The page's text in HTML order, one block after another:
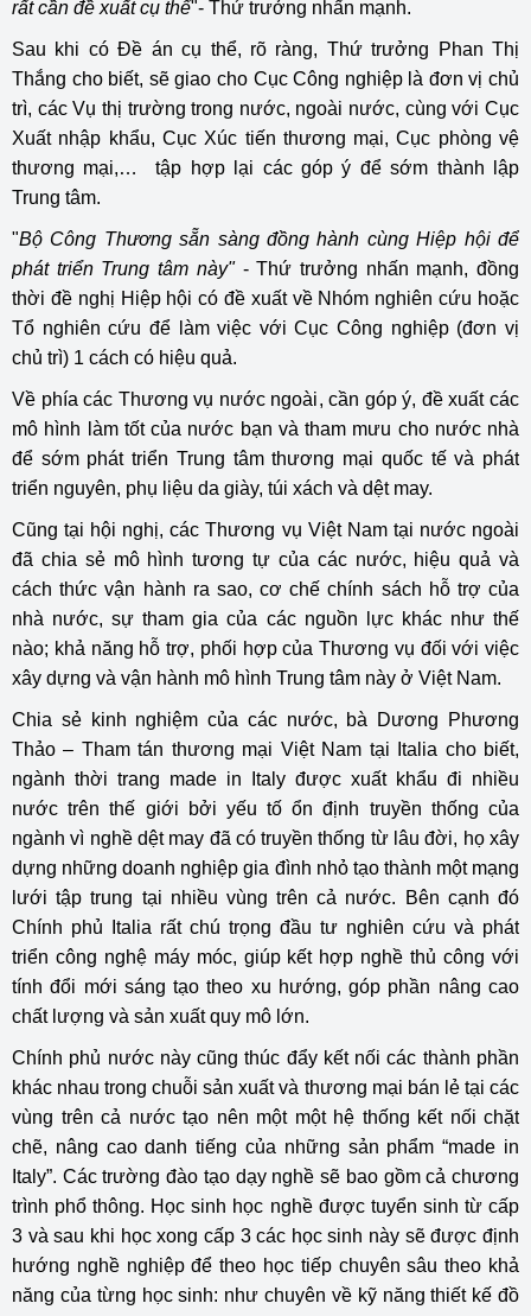
rất cần đề xuất cụ thể"- Thứ trưởng nhấn mạnh.
Sau khi có Đề án cụ thể, rõ ràng, Thứ trưởng Phan Thị
Thắng cho biết, sẽ giao cho Cục Công nghiệp là đơn vị chủ
trì, các Vụ thị trường trong nước, ngoài nước, cùng với Cục
Xuất nhập khẩu, Cục Xúc tiến thương mại, Cục phòng vệ
thương mại,… tập hợp lại các góp ý để sớm thành lập
Trung tâm.
"Bộ Công Thương sẵn sàng đồng hành cùng Hiệp hội để
phát triển Trung tâm này"- Thứ trưởng nhấn mạnh, đồng
thời đề nghị Hiệp hội có đề xuất về Nhóm nghiên cứu hoặc
Tổ nghiên cứu để làm việc với Cục Công nghiệp (đơn vị
chủ trì) 1 cách có hiệu quả.
Về phía các Thương vụ nước ngoài, cần góp ý, đề xuất các
mô hình làm tốt của nước bạn và tham mưu cho nước nhà
để sớm phát triển Trung tâm thương mại quốc tế và phát
triển nguyên, phụ liệu da giày, túi xách và dệt may.
Cũng tại hội nghị, các Thương vụ Việt Nam tại nước ngoài
đã chia sẻ mô hình tương tự của các nước, hiệu quả và
cách thức vận hành ra sao, cơ chế chính sách hỗ trợ của
nhà nước, sự tham gia của các nguồn lực khác như thế
nào; khả năng hỗ trợ, phối hợp của Thương vụ đối với việc
xây dựng và vận hành mô hình Trung tâm này ở Việt Nam.
Chia sẻ kinh nghiệm của các nước, bà Dương Phương
Thảo – Tham tán thương mại Việt Nam tại Italia cho biết,
ngành thời trang made in Italy được xuất khẩu đi nhiều
nước trên thế giới bởi yếu tố ổn định truyền thống của
ngành vì nghề dệt may đã có truyền thống từ lâu đời, họ xây
dựng những doanh nghiệp gia đình nhỏ tạo thành một mạng
lưới tập trung tại nhiều vùng trên cả nước. Bên cạnh đó
Chính phủ Italia rất chú trọng đầu tư nghiên cứu và phát
triển công nghệ máy móc, giúp kết hợp nghề thủ công với
tính đổi mới sáng tạo theo xu hướng, góp phần nâng cao
chất lượng và sản xuất quy mô lớn.
Chính phủ nước này cũng thúc đẩy kết nối các thành phần
khác nhau trong chuỗi sản xuất và thương mại bán lẻ tại các
vùng trên cả nước tạo nên một một hệ thống kết nối chặt
chẽ, nâng cao danh tiếng của những sản phẩm “made in
Italy”. Các trường đào tạo dạy nghề sẽ bao gồm cả chương
trình phổ thông. Học sinh học nghề được tuyển sinh từ cấp
3 và sau khi học xong cấp 3 các học sinh này sẽ được định
hướng nghề nghiệp để theo học tiếp chuyên sâu theo khả
năng của từng học sinh: như chuyên về kỹ năng thiết kế đồ